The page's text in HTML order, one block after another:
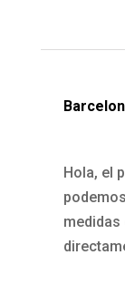
Hola, el